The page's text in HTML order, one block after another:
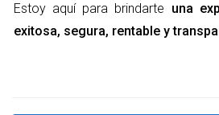
Las propiedades
ventajas que las hacen
Estoy aquí para brindarte una
exitosa, segura, rentable y